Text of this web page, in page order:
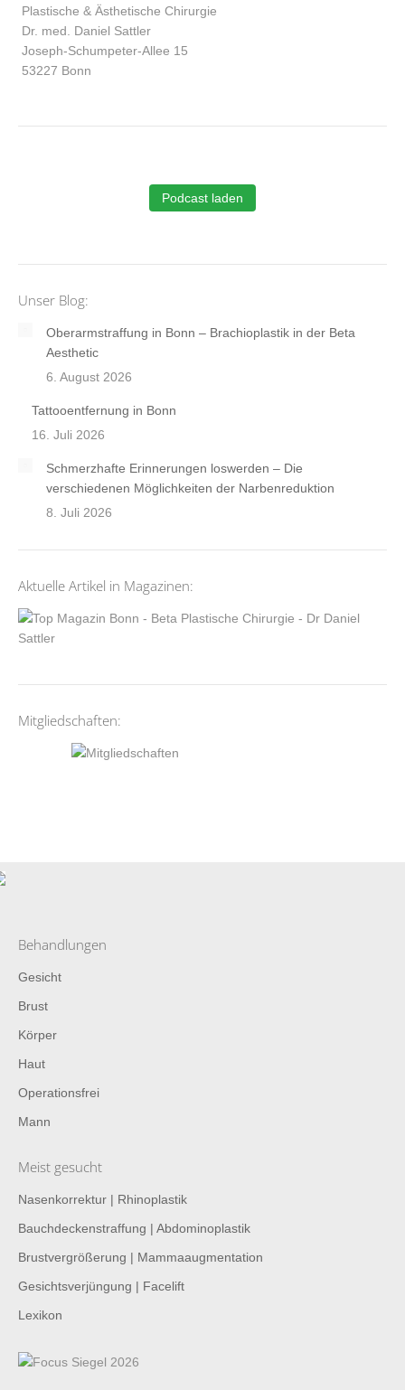
Plastische & Ästhetische Chirurgie
Dr. med. Daniel Sattler
Joseph-Schumpeter-Allee 15
53227 Bonn
Podcast laden
Unser Blog:
Oberarmstraffung in Bonn – Brachioplastik in der Beta
Aesthetic
6. August 2026
Tattooentfernung in Bonn
16. Juli 2026
Schmerzhafte Erinnerungen loswerden – Die
verschiedenen Möglichkeiten der Narbenreduktion
8. Juli 2026
Aktuelle Artikel in Magazinen:
Mitgliedschaften:
Behandlungen
Gesicht
Brust
Körper
Haut
Operationsfrei
Mann
Meist gesucht
Nasenkorrektur | Rhinoplastik
Bauchdeckenstraffung | Abdominoplastik
Brustvergrößerung | Mammaaugmentation
Gesichtsverjüngung | Facelift
Lexikon